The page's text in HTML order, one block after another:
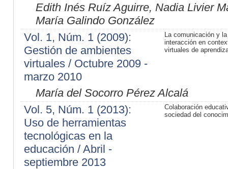
Edith Inés Ruíz Aguirre, Nadia Livier
María Galindo González
Vol. 1, Núm. 1 (2009):
Gestión de ambientes
virtuales / Octubre 2009 -
marzo 2010
La comunicación y la
interacción en
virtuales de
María del Socorro Pérez Alcalá
Vol. 5, Núm. 1 (2013):
Uso de herramientas
tecnológicas en la
educación / Abril -
septiembre 2013
Colaboración
sociedad del